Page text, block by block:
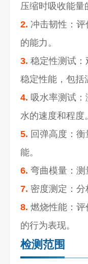
压缩时吸收能量
2. 冲击韧性：评
的能力。
3. 稳定性测试
稳定性能，包括
4. 吸水率测试
水的速度和程度
5. 回弹高度：
能。
6. 弯曲模量：测
7. 密度测定：分
8. 燃烧性能：
的行为表现。
检测范围